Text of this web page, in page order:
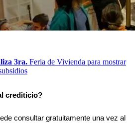
3ra. Feria de Vivienda para mostrar
crediticio?
consultar gratuitamente una vez al